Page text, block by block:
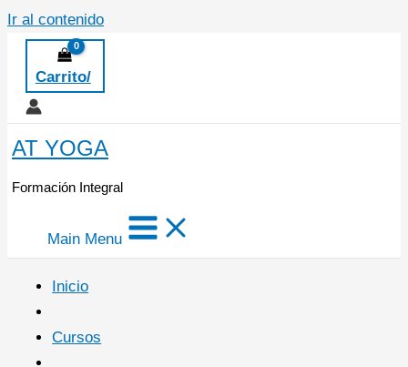
Ir al contenido
Carrito/
AT YOGA
Formación Integral
Main Menu
Inicio
Cursos